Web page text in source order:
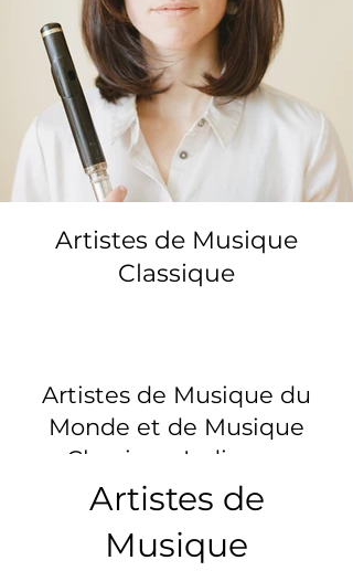
Artistes de Musique
Classique
Artistes de Musique du
Monde et de Musique
Classique Indienne
Artistes de
Musique